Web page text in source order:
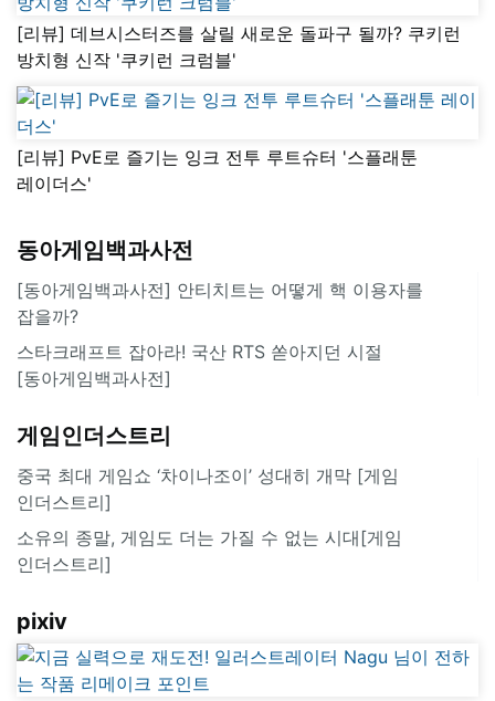
[리뷰] 데브시스터즈를 살릴 새로운 돌파구 될까? 쿠키런
방치형 신작 '쿠키런 크럼블'
[리뷰] PvE로 즐기는 잉크 전투 루트슈터 '스플래툰
레이더스'
동아게임백과사전
[동아게임백과사전] 안티치트는 어떻게 핵 이용자를
잡을까?
스타크래프트 잡아라! 국산 RTS 쏟아지던 시절
[동아게임백과사전]
게임인더스트리
중국 최대 게임쇼 ‘차이나조이’ 성대히 개막 [게임
인더스트리]
소유의 종말, 게임도 더는 가질 수 없는 시대[게임
인더스트리]
pixiv